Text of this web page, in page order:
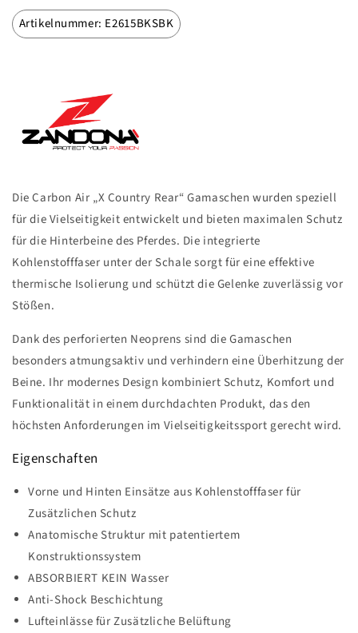
Artikelnummer: E2615BKSBK
Die Carbon Air „X Country Rear“ Gamaschen wurden speziell
für die Vielseitigkeit entwickelt und bieten maximalen Schutz
für die Hinterbeine des Pferdes. Die integrierte
Kohlenstofffaser unter der Schale sorgt für eine effektive
thermische Isolierung und schützt die Gelenke zuverlässig vor
Stößen.
Dank des perforierten Neoprens sind die Gamaschen
besonders atmungsaktiv und verhindern eine Überhitzung der
Beine. Ihr modernes Design kombiniert Schutz, Komfort und
Funktionalität in einem durchdachten Produkt, das den
höchsten Anforderungen im Vielseitigkeitssport gerecht wird.
Eigenschaften
Vorne und Hinten Einsätze aus Kohlenstofffaser für
Zusätzlichen Schutz
Anatomische Struktur mit patentiertem
Konstruktionssystem
ABSORBIERT KEIN Wasser
Anti-Shock Beschichtung
Lufteinlässe für Zusätzliche Belüftung